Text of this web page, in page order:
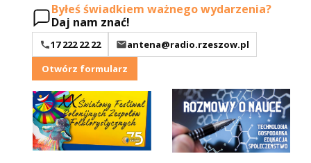
Byłeś świadkiem ważnego wydarzenia?
Daj nam znać!
17 222 22 22
antena@radio.rzeszow.pl
Otwórz formularz